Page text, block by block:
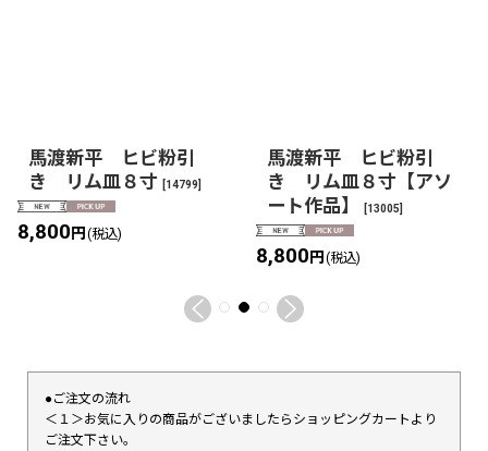
馬渡新平 ヒビ粉引
き リム皿８寸 [14799]
8,800円 (税込)
馬渡新平 ヒビ粉引
き リム皿８寸【アソ
ート作品】
[13005]
8,800円 (税込)
●ご注文の流れ
＜１＞お気に入りの商品がございましたらショッピングカートより
ご注文下さい。